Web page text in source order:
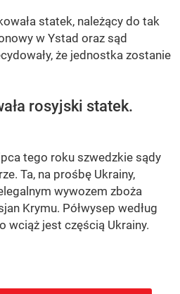
statek, należący do tak
w Ystad oraz sąd
że jednostka zostanie
rosyjski statek.
tego roku szwedzkie sądy
Ta, na prośbę Ukrainy,
wywozem zboża
Krymu. Półwysep według
wciąż jest częścią Ukrainy.